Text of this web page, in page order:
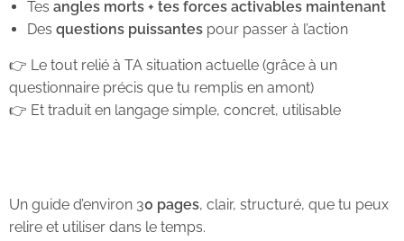
Tes angles morts + tes forces activables maintenant
Des questions puissantes pour passer à l’action
👉 Le tout relié à TA situation actuelle (grâce à un
questionnaire précis que tu remplis en amont)
👉 Et traduit en langage simple, concret, utilisable
Un guide d’environ 30 pages, clair, structuré, que tu peux
relire et utiliser dans le temps.